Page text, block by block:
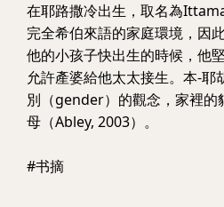
在耶路撒冷出生，取名為
完全希伯來語的家庭環境，因
他的小孩子快出生的時候，他
允許產婆給他太太接生。本-
別（gender）的觀念，家裡的
母（Abley, 2003）。
#书摘